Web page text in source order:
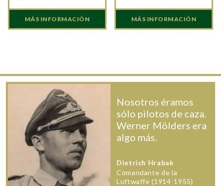
MÁS INFORMACIÓN MÁS INFORMACIÓN
Nosotros éramos
sólo pilotos de caza.
Werner Mölders era
algo más.
Dietrich Hrabak
Comandante de la
Luftwaffe (1914-1955)